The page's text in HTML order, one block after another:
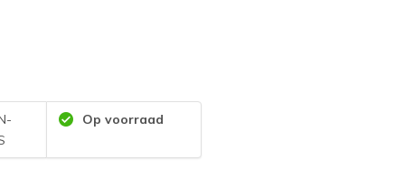
Op voorraad